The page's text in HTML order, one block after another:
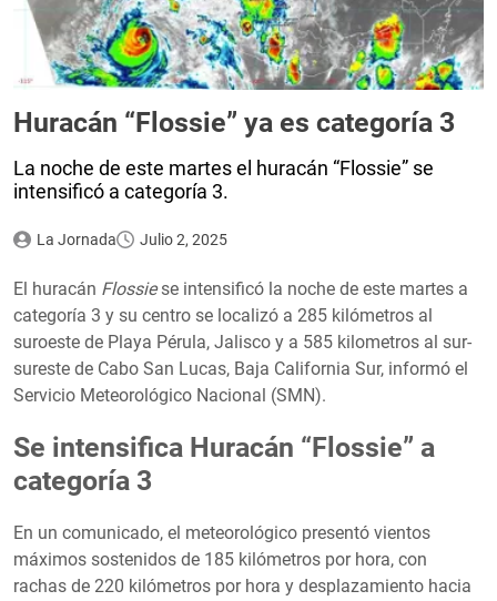
Huracán “Flossie” ya es categoría 3
La noche de este martes el huracán “Flossie” se
intensificó a categoría 3.
La Jornada Julio 2, 2025
El huracán Flossiese intensificó la noche de este martes a
categoría 3 y su centro se localizó a 285 kilómetros al
suroeste de Playa Pérula, Jalisco y a 585 kilometros al sur-
sureste de Cabo San Lucas, Baja California Sur, informó el
Servicio Meteorológico Nacional (SMN).
Se intensifica Huracán “Flossie” a
categoría 3
En un comunicado, el meteorológico presentó vientos
máximos sostenidos de 185 kilómetros por hora, con
rachas de 220 kilómetros por hora y desplazamiento hacia